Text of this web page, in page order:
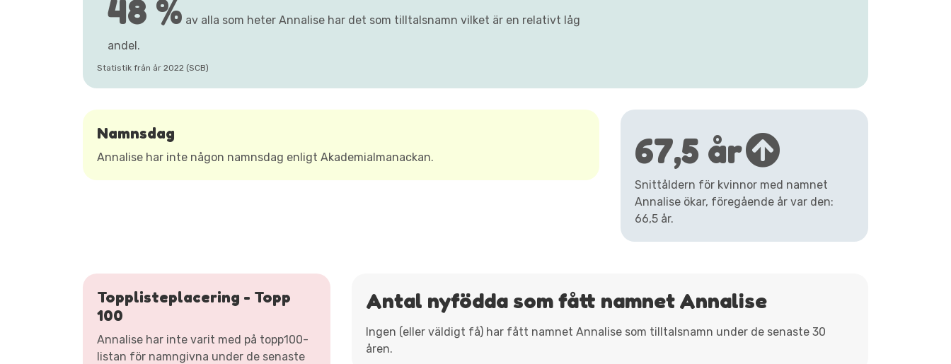
48 % av alla som heter Annalise har det som tilltalsnamn vilket är en relativt låg
andel.
Statistik från år 2022 (SCB)
Namnsdag
Annalise har inte någon namnsdag enligt Akademialmanackan. 67,5 år
Snittåldern för kvinnor med namnet
Annalise ökar, föregående år var den:
66,5 år.
Topplisteplacering - Topp
100
Annalise har inte varit med på topp100-
listan för namngivna under de senaste
Antal nyfödda som fått namnet Annalise
Ingen (eller väldigt få) har fått namnet Annalise som tilltalsnamn under de senaste 30
åren.